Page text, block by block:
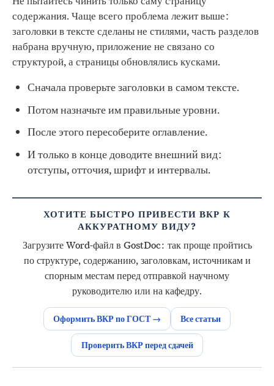
содержания. Чаще всего проблема лежит выше:
заголовки в тексте сделаны не стилями, часть разделов
набрана вручную, приложение не связано со
структурой, а страницы обновлялись кусками.
Сначала проверьте заголовки в самом тексте.
Потом назначьте им правильные уровни.
После этого пересоберите оглавление.
И только в конце доводите внешний вид:
отступы, отточия, шрифт и интервалы.
ХОТИТЕ БЫСТРО ПРИВЕСТИ ВКР К
АККУРАТНОМУ ВИДУ?
Загрузите Word-файл в GostDoc: так проще пройтись
по структуре, содержанию, заголовкам, источникам и
спорным местам перед отправкой научному
руководителю или на кафедру.
Оформить ВКР по ГОСТ → Все статьи
Проверить ВКР перед сдачей